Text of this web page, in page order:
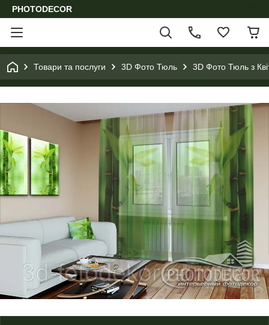
PHOTODECOR
Товари та послуги 3D Фото Тюль 3D Фото Тюль з